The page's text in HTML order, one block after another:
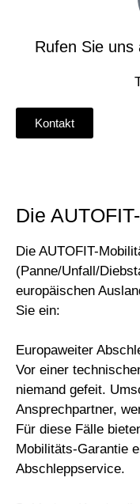
Rufen Sie uns
Kontakt
Die
Die AUTOFIT-
(Panne/Unfall/
europäischen
Sie ein:
Europaweiter
Vor einer
niemand gefeit.
Ansprechpartner,
Für diese Fälle
Mobilitäts-Garantie
Abschleppservice.